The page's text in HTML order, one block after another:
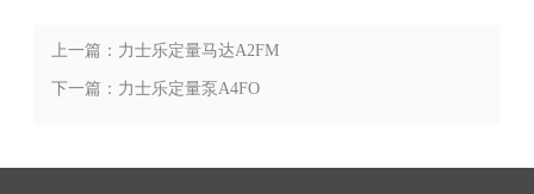
上一篇：力士乐定量马达A2FM
下一篇：力士乐定量泵A4FO